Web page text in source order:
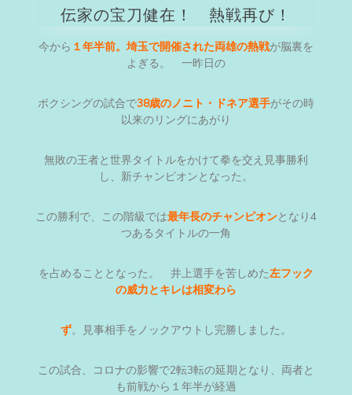
伝家の宝刀健在！ 熱戦再び！
今から １年半前。埼玉で開催された両雄の熱戦が脳裏を
よぎる。 一昨日の
ボクシングの試合で38歳のノニト・ドネア選手がその時
以来のリングにあがり
無敗の王者と世界タイトルをかけて拳を交え見事勝利
し、新チャンピオンとなった。
この勝利で、この階級では最年長のチャンピオンとなり4
つあるタイトルの一角
を占めることとなった。 井上選手を苦しめた左フック
の威力とキレは相変わら
ず。見事相手をノックアウトし完勝しました。
この試合、コロナの影響で2転3転の延期となり、両者と
も前戦から１年半が経過